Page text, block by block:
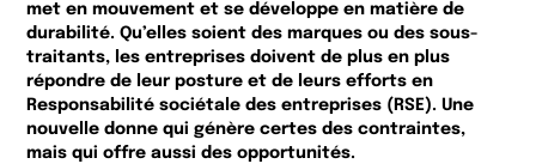
met en mouvement et se développe en matière de
durabilité. Qu’elles soient des marques ou des sous-
traitants, les entreprises doivent de plus en plus
répondre de leur posture et de leurs efforts en
Responsabilité sociétale des entreprises (RSE). Une
nouvelle donne qui génère certes des contraintes,
mais qui offre aussi des opportunités.